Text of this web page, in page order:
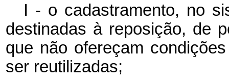
I - o cadastramento, no
destinadas à reposição, de
que não ofereçam
ser reutilizadas;